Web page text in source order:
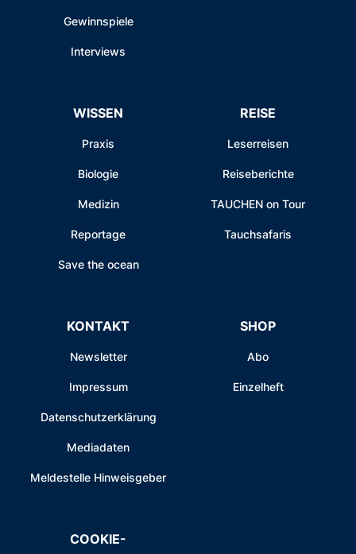
Gewinnspiele
Interviews
WISSEN
Praxis
Biologie
Medizin
Reportage
Save the ocean
REISE
Leserreisen
Reiseberichte
TAUCHEN on Tour
Tauchsafaris
KONTAKT
Newsletter
Impressum
Datenschutzerklärung
Mediadaten
Meldestelle Hinweisgeber
SHOP
Abo
Einzelheft
COOKIE-